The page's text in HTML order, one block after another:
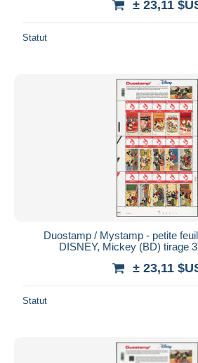
± 23,11
Statut
Duostamp / Mystamp - petite
DISNEY, Mickey (BD) tirage
± 23,11
Statut